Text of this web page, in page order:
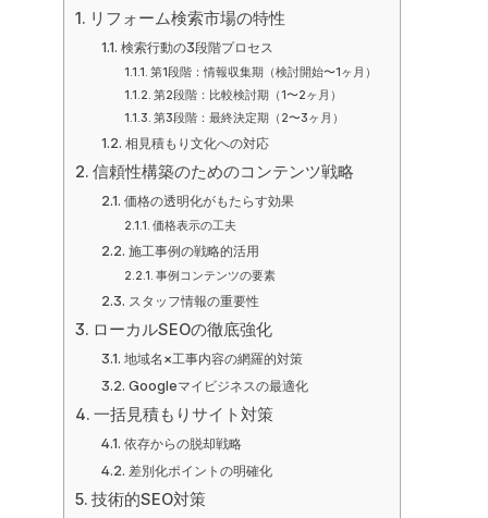
リフォーム検索市場の特性
検索行動の3段階プロセス
第1段階：情報収集期（検討開始〜1ヶ月）
第2段階：比較検討期（1〜2ヶ月）
第3段階：最終決定期（2〜3ヶ月）
相見積もり文化への対応
信頼性構築のためのコンテンツ戦略
価格の透明化がもたらす効果
価格表示の工夫
施工事例の戦略的活用
事例コンテンツの要素
スタッフ情報の重要性
ローカルSEOの徹底強化
地域名×工事内容の網羅的対策
Googleマイビジネスの最適化
一括見積もりサイト対策
依存からの脱却戦略
差別化ポイントの明確化
技術的SEO対策